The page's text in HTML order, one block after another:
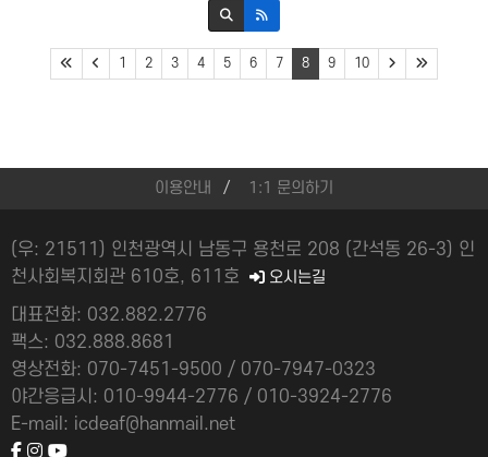
1 2 3 4 5 6 7 8 9 10
이용안내 1:1 문의하기
(우: 21511) 인천광역시 남동구 용천로 208 (간석동 26-3) 인
천사회복지회관 610호, 611호
오시는길
대표전화: 032.882.2776
팩스: 032.888.8681
영상전화: 070-7451-9500 / 070-7947-0323
야간응급시: 010-9944-2776 / 010-3924-2776
E-mail: icdeaf@hanmail.net